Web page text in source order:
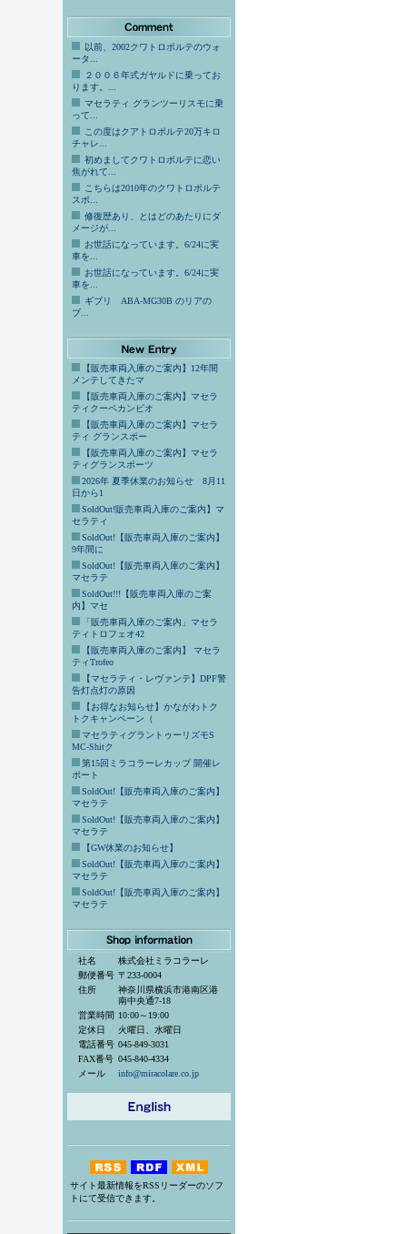
以前、2002クワトロポルテのウォ
ータ...
２００６年式ガヤルドに乗ってお
ります。...
マセラティ グランツーリスモに乗
って...
この度はクアトロポルテ20万キロ
チャレ...
初めましてクワトロポルテに恋い
焦がれて...
こちらは2010年のクワトロポルテ
スポ...
修復歴あり、とはどのあたりにダ
メージが...
お世話になっています。6/24に実
車を...
お世話になっています。6/24に実
車を...
ギブリ ABA-MG30B のリアの
ブ...
【販売車両入庫のご案内】12年間
メンテしてきたマ
【販売車両入庫のご案内】マセラ
ティクーペカンビオ
【販売車両入庫のご案内】マセラ
ティ グランスポー
【販売車両入庫のご案内】マセラ
ティグランスポーツ
2026年 夏季休業のお知らせ 8月11
日から1
SoldOut!販売車両入庫のご案内】マ
セラティ
SoldOut!【販売車両入庫のご案内】
9年間に
SoldOut!【販売車両入庫のご案内】
マセラテ
SoldOut!!!【販売車両入庫のご案
内】マセ
「販売車両入庫のご案内」マセラ
ティトロフェオ42
【販売車両入庫のご案内】 マセラ
ティTrofeo
【マセラティ・レヴァンテ】DPF警
告灯点灯の原因
【お得なお知らせ】かながわトク
トクキャンペーン（
マセラティグラントゥーリズモS
MC-Shitク
第15回ミラコラーレカップ 開催レ
ポート
SoldOut!【販売車両入庫のご案内】
マセラテ
SoldOut!【販売車両入庫のご案内】
マセラテ
【GW休業のお知らせ】
SoldOut!【販売車両入庫のご案内】
マセラテ
SoldOut!【販売車両入庫のご案内】
マセラテ
社名
株式会社ミラコラーレ
郵便番号 〒233-0004
住所
神奈川県横浜市港南区港
南中央通7-18
営業時間 10:00～19:00
定休日
火曜日、水曜日
電話番号 045-849-3031
FAX番号 045-840-4334
メール
info@miracolare.co.jp
サイト最新情報をRSSリーダーのソフ
トにて受信できます。